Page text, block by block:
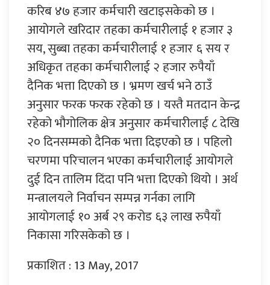
करिब ४७ हजार कर्मचारी खटाइसकेको छ ।
आयोगले खरिदार तहका कर्मचारीलाई १ हजार ३
सय, सुब्बा तहका कर्मचारीलाई १ हजार ६ सय र
अधिकृत तहका कर्मचारीलाई २ हजार रुपैयाँ
दैनिक भत्ता दिएको छ । भ्रमण खर्च भने ठाउँ
अनुसार फरक फरक रहेको छ । यस्तै मतदान केन्द्र
रहेको भौगोलिक क्षेत्र अनुसार कर्मचारीलाई ८ देखि
२० दिनसम्मको दैनिक भत्ता दिइएको छ । पहिलो
चरणमा परिचालन भएका कर्मचारीलाई आयोगले
दुई दिन तालिम दिंदा पनि भत्ता दिएको थियो । अर्थ
मन्त्रालयले निर्वाचन सम्पन्न गर्नका लागि
आयोगलाई १० अर्ब २९ करोड ६३ लाख रुपैयाँ
निकासा गरिसकेको छ ।
प्रकाशित : 13 May, 2017